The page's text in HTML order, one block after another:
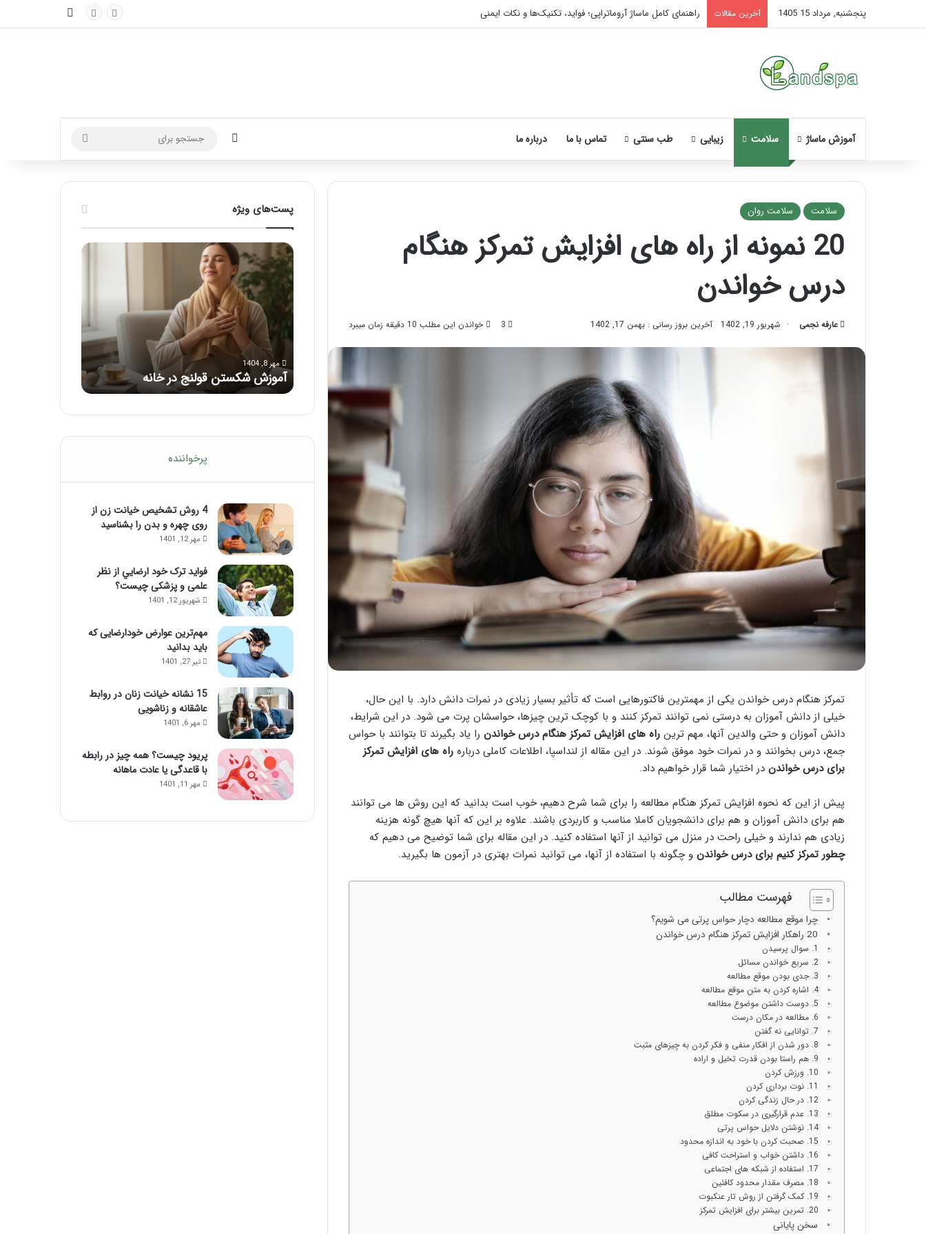
پنجشنبه, مرداد 15 1405 آخرین مقالات راهنمای کامل ماساژ آروماتراپی؛ فواید، تکنیک‌ها و نکات ایمنی
آموزش ماساژ سلامت زیبایی طب سنتی تماس با ما درباره ما تغییر پوسته
برای
سلامت سلامت روان
20 نمونه از راه های افزایش تمرکز هنگام
درس خواندن
عارفه نجمی شهریور 19, 1402 آخرین بروز رسانی : بهمن 17, 1402 3 خواندن این مطلب 10 دقیقه زمان میبرد
تمرکز هنگام درس خواندن یکی از مهمترین فاکتورهایی است که تأثیر بسیار زیادی در نمرات دانش دارد. با این حال،
خیلی از دانش آموزان به درستی نمی توانند تمرکز کنند و با کوچک ترین چیزها، حواسشان پرت می شود. در این شرایط،
دانش آموزان و حتی والدین آنها، مهم ترین راه های افزایش تمرکز هنگام درس خواندن را یاد بگیرند تا بتوانند با حواس
جمع، درس بخوانند و در نمرات خود موفق شوند. در این مقاله از لنداسپا، اطلاعات کاملی درباره راه های افزایش تمرکز
برای درس خواندن در اختیار شما قرار خواهیم داد.
پیش از این که نحوه افزایش تمرکز هنگام مطالعه را برای شما شرح دهیم، خوب است بدانید که این روش ها می توانند
هم برای دانش آموزان و هم برای دانشجویان کاملا مناسب و کاربردی باشند. علاوه بر این که آنها هیچ گونه هزینه
زیادی هم ندارند و خیلی راحت در منزل می توانید از آنها استفاده کنید. در این مقاله برای شما توضیح می دهیم که
چطور تمرکز کنیم برای درس خواندن و چگونه با استفاده از آنها، می توانید نمرات بهتری در آزمون ها بگیرید.
فهرست مطالب
چرا موقع مطالعه دچار حواس پرتی می شویم؟
20 راهکار افزایش تمرکز هنگام درس خواندن
1. سوال پرسیدن
2. سریع خواندن مسائل
3. جدی بودن موقع مطالعه
4. اشاره کردن به متن موقع مطالعه
5. دوست داشتن موضوع مطالعه
6. مطالعه در مکان درست
7. توانایی نه گفتن
8. دور شدن از افکار منفی و فکر کردن به چیزهای مثبت
9. هم راستا بودن قدرت تخیل و اراده
10. ورزش کردن
11. نوت برداری کردن
12. در حال زندگی کردن
13. عدم قرارگیری در سکوت مطلق
14. نوشتن دلایل حواس پرتی
15. صحبت کردن با خود به اندازه محدود
16. داشتن خواب و استراحت کافی
17. استفاده از شبکه های اجتماعی
18. مصرف مقدار محدود کافئین
19. کمک گرفتن از روش تار عنکبوت
20. تمرین بیشتر برای افزایش تمرکز
سخن پایانی
پست‌های ویژه
نحوه
ماساژ
بعد
تزریق
بایدهاتیر 28, 1404
بایدها و نبایدهای آن!
آموزش
شکستن
ماساژ
برای
بهبود
تمرکز
ذهنی؛
با
این
حواس‌جمع
شوید!
مرداد 6, 1404
ماساژ برای بهبود تمرکز ذهنی؛ با این
ماساژ حواس‌جمع شوید!
راهنمای
بعد
از
پرخواننده
4 روش تشخیص خیانت زن از
روی چهره و بدن را بشناسید
مهر 12, 1401
فواید ترک خود ارضايي از نظر
علمی و پزشکی چیست؟
شهریور 12, 1401
مهم‌ترین عوارض خودارضایی که
باید بدانید
تیر 27, 1401
15 نشانه خیانت زنان در روابط
عاشقانه و زناشویی
مهر 6, 1401
پریود چیست؟ همه چیز در رابطه
با قاعدگی یا عادت ماهانه
مهر 11, 1401